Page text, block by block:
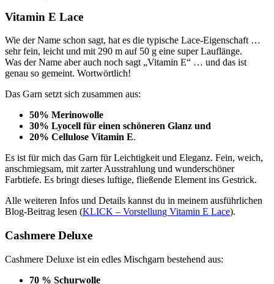
Vitamin E Lace
Wie der Name schon sagt, hat es die typische Lace-Eigenschaft …
sehr fein, leicht und mit 290 m auf 50 g eine super Lauflänge.
Was der Name aber auch noch sagt „Vitamin E“ … und das ist
genau so gemeint. Wortwörtlich!
Das Garn setzt sich zusammen aus:
50% Merinowolle
30% Lyocell für einen schöneren Glanz und
20% Cellulose Vitamin E.
Es ist für mich das Garn für Leichtigkeit und Eleganz. Fein, weich,
anschmiegsam, mit zarter Ausstrahlung und wunderschöner
Farbtiefe. Es bringt dieses luftige, fließende Element ins Gestrick.
Alle weiteren Infos und Details kannst du in meinem ausführlichen
Blog-Beitrag lesen (KLICK – Vorstellung Vitamin E Lace).
Cashmere Deluxe
Cashmere Deluxe ist ein edles Mischgarn bestehend aus:
70 % Schurwolle